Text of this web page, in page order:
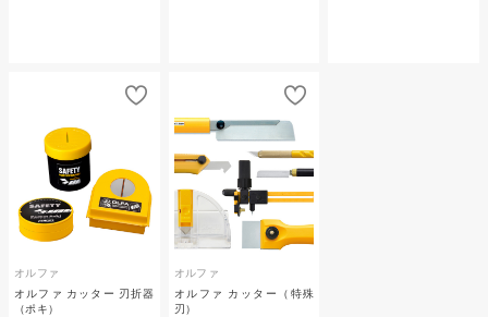
オルファ
オルファ カッター 刃折器
（ポキ）
オルファ
オルファ カッター（特殊
刃）